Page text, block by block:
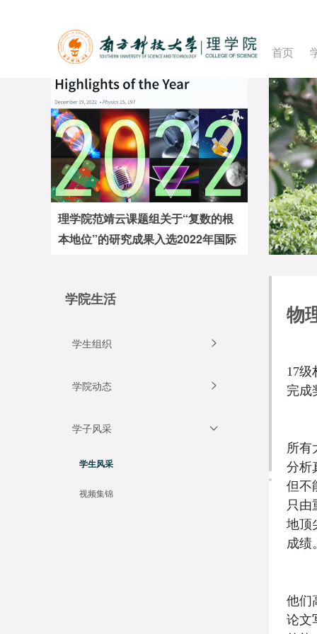
首页
Nature+1！化学系刘心元团队在立
体汇聚式N-烷基化领域中取得重要进
学院生活
学生组织
学院动态
学子风采
学生风采
视频集锦
物
17级
完成
所有
分析
但不
只由
地顶
成绩
他们
论文